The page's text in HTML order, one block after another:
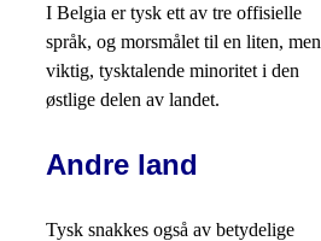
I Belgia er tysk ett av tre offisielle
språk, og morsmålet til en liten, men
viktig, tysktalende minoritet i den
østlige delen av landet.
Andre land
Tysk snakkes også av betydelige